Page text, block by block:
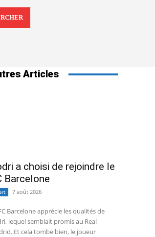
Articles
a choisi de rejoindre le
Barcelone
7 août 2026
Barcelone apprécie les qualités de
lequel semblait promis au Real
Et cela tombe bien, le joueur